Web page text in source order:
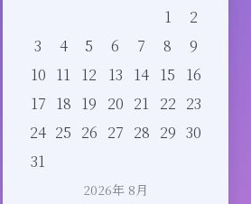
2026年 8月
1
2
3
4 5 6 7 8
9
10 11 12 13 14 15
16
17 18 19 20 21 22 23
24 25 26 27 28 29 30
31